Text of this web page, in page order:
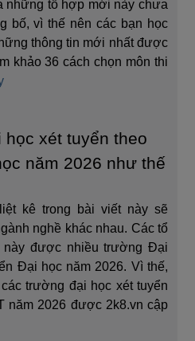
những tổ hợp mới này chưa
bố, vì thế nên các bạn học
thông tin mới nhất được
khảo 36 cách chọn môn thi
xét tuyển theo
năm 2026 như thế
kê trong bài viết này sẽ
nghề khác nhau. Các tổ
này được nhiều trường Đại
Đại học năm 2026. Vì thế,
trường đại học xét tuyển
năm 2026 được 2k8.vn cập